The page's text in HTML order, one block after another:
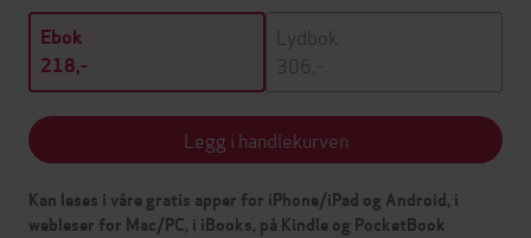
Ebok
218,-
Lydbok
306,-
Legg i handlekurven
Kan leses i våre gratis apper for iPhone/iPad og Android, i
webleser for Mac/PC, i iBooks, på Kindle og PocketBook